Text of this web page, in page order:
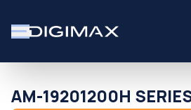
AM-19201200H